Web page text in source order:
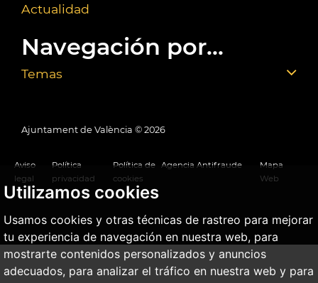
Utilizamos cookies
Usamos cookies y otras técnicas de rastreo para mejorar
tu experiencia de navegación en nuestra web, para
mostrarte contenidos personalizados y anuncios
adecuados, para analizar el tráfico en nuestra web y para
Actualidad
Navegación por...
Temas
Ajuntament de València © 2026
Aviso
legal
Política
privacidad
Política de
cookies
Agencia Antifraude
Mapa
Web